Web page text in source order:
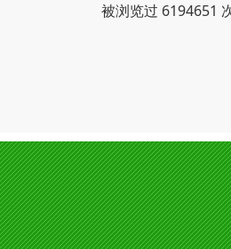
被浏览过 6194651